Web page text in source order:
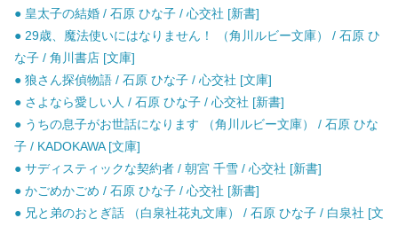
● 皇太子の結婚 / 石原 ひな子 / 心交社 [新書]
● 29歳、魔法使いにはなりません！ （角川ルビー文庫） / 石原 ひ
な子 / 角川書店 [文庫]
● 狼さん探偵物語 / 石原 ひな子 / 心交社 [文庫]
● さよなら愛しい人 / 石原 ひな子 / 心交社 [新書]
● うちの息子がお世話になります （角川ルビー文庫） / 石原 ひな
子 / KADOKAWA [文庫]
● サディスティックな契約者 / 朝宮 千雪 / 心交社 [新書]
● かごめかごめ / 石原 ひな子 / 心交社 [新書]
● 兄と弟のおとぎ話 （白泉社花丸文庫） / 石原 ひな子 / 白泉社 [文